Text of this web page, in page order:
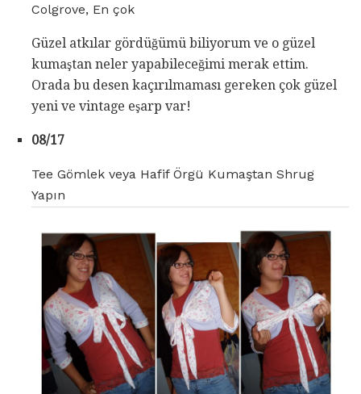
Colgrove, En çok
Güzel atkılar gördüğümü biliyorum ve o güzel
kumaştan neler yapabileceğimi merak ettim.
Orada bu desen kaçırılmaması gereken çok güzel
yeni ve vintage eşarp var!
08/17
Tee Gömlek veya Hafif Örgü Kumaştan Shrug
Yapın